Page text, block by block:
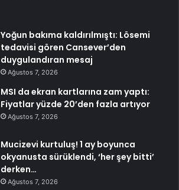
Yoğun bakıma kaldırılmıştı: Lösemi
tedavisi gören Cansever’den
duygulandıran mesaj
Ağustos 7, 2026
MSI da ekran kartlarına zam yaptı:
Fiyatlar yüzde 20’den fazla artıyor
Ağustos 7, 2026
Mucizevi kurtuluş! 1 ay boyunca
okyanusta sürüklendi, ‘her şey bitti’
derken…
Ağustos 7, 2026